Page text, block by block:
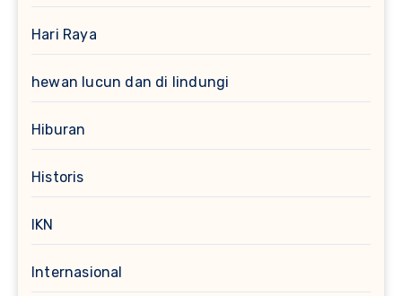
Hari Raya
hewan lucun dan di lindungi
Hiburan
Historis
IKN
Internasional